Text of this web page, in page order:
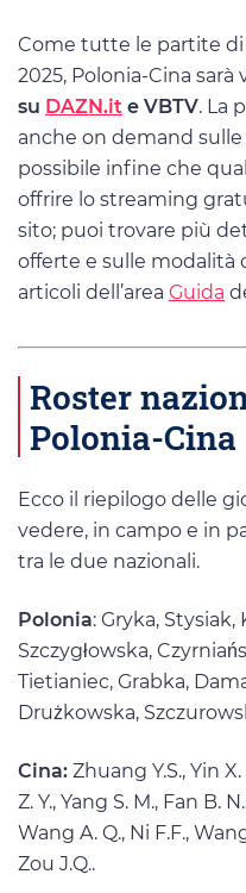
Come tutte le partite
2025, Polonia-Cina sarà
su DAZN.it e VBTV. La
anche on demand
possibile infine che
offrire lo streaming
sito; puoi trovare più
offerte e sulle modalità
articoli dell’area Guida
Roster
Polonia-Cina
Ecco il riepilogo delle
vedere, in campo e in
tra le due nazionali.
Polonia: Gryka,
Szczygłowska,
Tietianiec, Grabka,
Drużkowska,
Cina: Zhuang Y.S., Yin X.
Z. Y., Yang S. M., Fan B.
Wang A. Q., Ni F.F.,
Zou J.Q..